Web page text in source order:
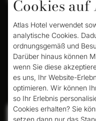
Buchen
Anreise
Cookies
Atlas Hotel verwendet
analytische Cookies.
ordnungsgemäß und
Darüber hinaus können
wenn Sie diese
es uns, Ihr Website-
optimieren. Wir können
so Ihr Erlebnis
Cookies erhalten? Sie
setzen dann nur das